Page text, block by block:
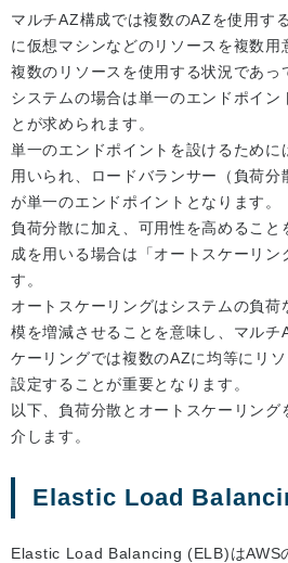
マルチAZ構成では複数のAZを使用す
に仮想マシンなどのリソースを複数用
複数のリソースを使用する状況であ
システムの場合は単一のエンドポイン
とが求められます。
単一のエンドポイントを設けるため
用いられ、ロードバランサー（負荷
が単一のエンドポイントとなります。
負荷分散に加え、可用性を高めるこ
成を用いる場合は「オートスケーリン
す。
オートスケーリングはシステムの負荷
模を増減させることを意味し、マルチ
ケーリングでは複数のAZに均等にリ
設定することが重要となります。
以下、負荷分散とオートスケーリン
介します。
Elastic Load
Elastic Load Balancing (ELB)はAWS